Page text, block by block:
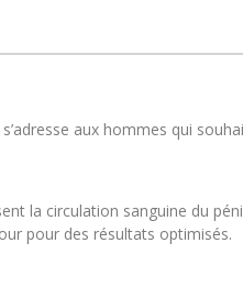
aux hommes qui
la circulation sanguine du
pour des résultats optimisés.